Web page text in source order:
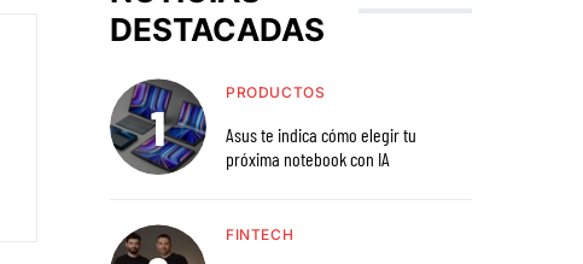
DESTACADAS
PRODUCTOS
Asus te indica cómo elegir tu
próxima notebook con IA
FINTECH